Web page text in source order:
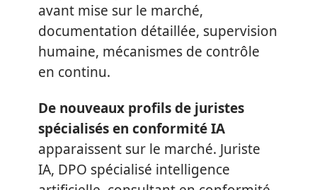
avant mise sur le marché,
documentation détaillée, supervision
humaine, mécanismes de contrôle
en continu.
De nouveaux profils de juristes
spécialisés en conformité IA
apparaissent sur le marché. Juriste
IA, DPO spécialisé intelligence